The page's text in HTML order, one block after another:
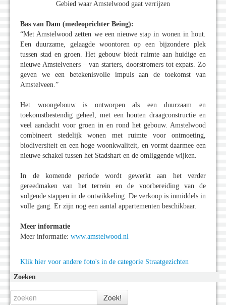
Gebied waar Amstelwood gaat verrijzen
Bas van Dam (medeoprichter Being):
“Met Amstelwood zetten we een nieuwe stap in wonen in hout.
Een duurzame, gelaagde woontoren op een bijzondere plek
tussen stad en groen. Het gebouw biedt ruimte aan huidige en
nieuwe Amstelveners – van starters, doorstromers tot expats. Zo
geven we een betekenisvolle impuls aan de toekomst van
Amstelveen.”
Het woongebouw is ontworpen als een duurzaam en
toekomstbestendig geheel, met een houten draagconstructie en
veel aandacht voor groen in en rond het gebouw. Amstelwood
combineert stedelijk wonen met ruimte voor ontmoeting,
biodiversiteit en een hoge woonkwaliteit, en vormt daarmee een
nieuwe schakel tussen het Stadshart en de omliggende wijken.
In de komende periode wordt gewerkt aan het verder
gereedmaken van het terrein en de voorbereiding van de
volgende stappen in de ontwikkeling. De verkoop is inmiddels in
volle gang. Er zijn nog een aantal appartementen beschikbaar.
Meer informatie
Meer informatie: www.amstelwood.nl
Klik hier voor andere foto's in de categorie Straatgezichten
Zoeken